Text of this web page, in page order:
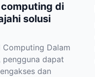
di
solusi
Dalam
dapat
dan